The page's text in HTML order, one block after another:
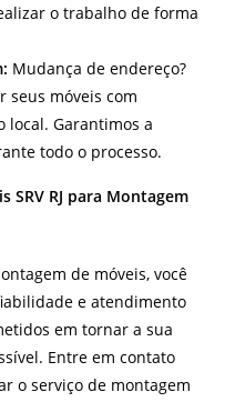
o trabalho de forma
Mudança de endereço?
seus móveis com
local. Garantimos a
todo o processo.
SRV RJ para Montagem
de móveis, você
e atendimento
em tornar a sua
Entre em contato
o serviço de montagem